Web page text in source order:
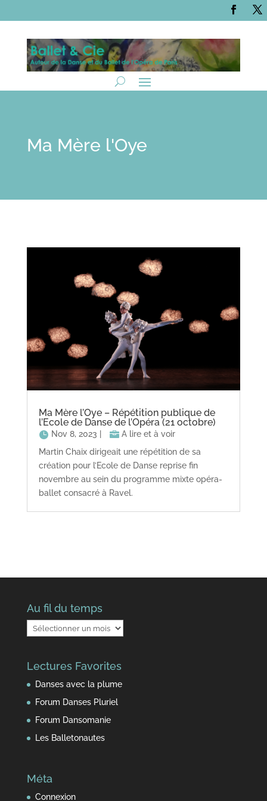
Ma Mère l'Oye
Ma Mère l’Oye – Répétition publique de
l’Ecole de Danse de l’Opéra (21 octobre)
Nov 8, 2023
A lire et à voir
Martin Chaix dirigeait une répétition de sa
création pour l’Ecole de Danse reprise fin
novembre au sein du programme mixte opéra-
ballet consacré à Ravel.
Au fil du temps
Au
fil
temps
Lectures Favorites
Danses avec la plume
Forum Danses Pluriel
Forum Dansomanie
Les Balletonautes
Méta
Connexion